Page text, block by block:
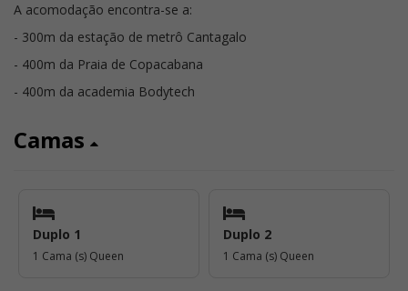
A acomodação encontra-se a:
- 300m da estação de metrô Cantagalo
- 400m da Praia de Copacabana
- 400m da academia Bodytech
Camas
Duplo 1
1 Cama (s) Queen
Duplo 2
1 Cama (s) Queen